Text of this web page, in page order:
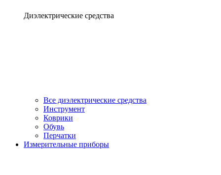
Диэлектрические средства
Все диэлектрические средства
Инструмент
Коврики
Обувь
Перчатки
Измерительные приборы